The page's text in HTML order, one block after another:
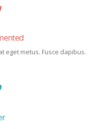
eget metus. Fusce dapibus.